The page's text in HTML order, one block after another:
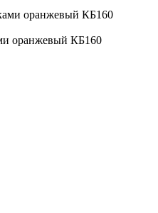
оранжевый КБ160